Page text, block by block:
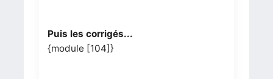
Puis les corrigés...
{module [104]}